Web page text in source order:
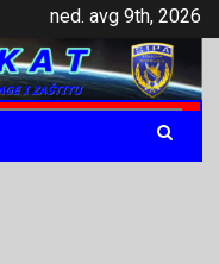
ned. avg 9th, 2026